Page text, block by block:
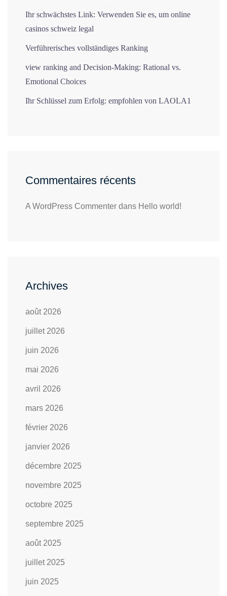
Ihr schwächstes Link: Verwenden Sie es, um online
casinos schweiz legal
Verführerisches vollständiges Ranking
view ranking and Decision-Making: Rational vs.
Emotional Choices
Ihr Schlüssel zum Erfolg: empfohlen von LAOLA1
Commentaires récents
A WordPress Commenter dans Hello world!
Archives
août 2026
juillet 2026
juin 2026
mai 2026
avril 2026
mars 2026
février 2026
janvier 2026
décembre 2025
novembre 2025
octobre 2025
septembre 2025
août 2025
juillet 2025
juin 2025